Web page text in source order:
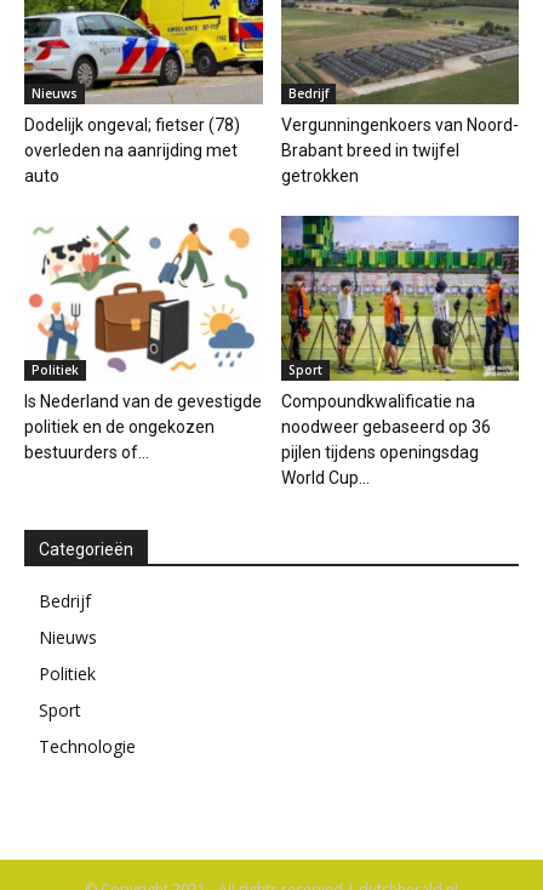
Nieuws
Dodelijk ongeval; fietser (78)
overleden na aanrijding met
auto
Bedrijf
Vergunningenkoers van Noord-
Brabant breed in twijfel
getrokken
Politiek
Is Nederland van de gevestigde
politiek en de ongekozen
bestuurders of...
Sport
Compoundkwalificatie na
noodweer gebaseerd op 36
pijlen tijdens openingsdag
World Cup...
Categorieën
Bedrijf
Nieuws
Politiek
Sport
Technologie